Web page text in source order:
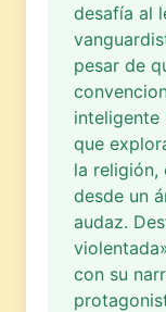
desafía al
pesar de
que
la religión,
desde un
audaz.
con su